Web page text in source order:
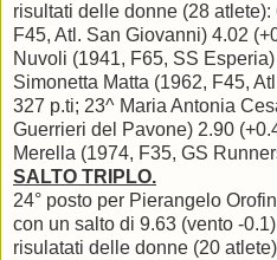
risultati delle donne (28
F45, Atl. San Giovanni) 4.02
Nuvoli (1941, F65, SS
Simonetta Matta (1962, F45,
327 p.ti; 23^ Maria Antonia
Guerrieri del Pavone) 2.90
Merella (1974, F35, GS
SALTO TRIPLO.
24° posto per Pierangelo
con un salto di 9.63 (vento -
risulatati delle donne (20